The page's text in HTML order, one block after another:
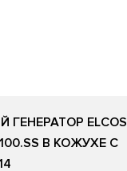
ГЕНЕРАТОР ELCOS
100.SS В КОЖУХЕ С